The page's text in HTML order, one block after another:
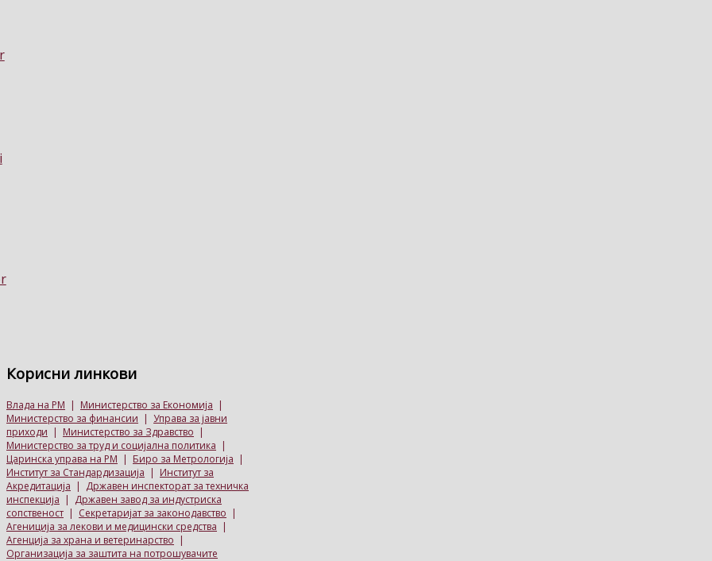
Корисни линкови
Влада на РМ | Министерство за Економија |
Министерство за финансии | Управа за јавни
приходи | Министерство за Здравство |
Министерство за труд и социјална политика |
Царинска управа на РМ | Биро за Метрологија |
Институт за Стандардизација | Институт за
Акредитација | Државен инспекторат за техничка
инспекција | Државен завод за индустриска
сопственост | Секретаријат за законодавство |
Агениција за лекови и медицински средства |
Агенција за храна и ветеринарство |
Организација за заштита на потрошувачите